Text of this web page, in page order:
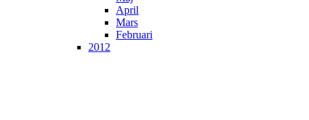
April
Mars
Februari
2012